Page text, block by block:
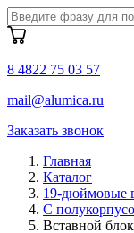
8 4822 75 03 57
mail@alumica.ru
Заказать звонок
Главная
Каталог
19-дюймовые
С
Вставной